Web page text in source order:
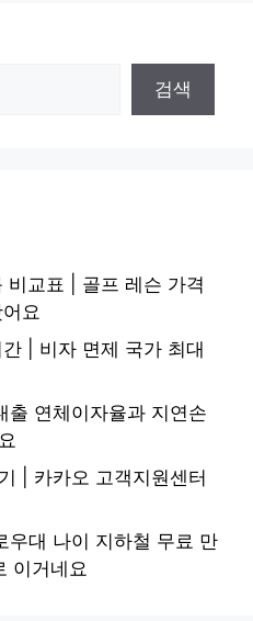
검색
비교표 | 골프 레슨 가격
요
| 비자 면제 국가 최대
출 연체이자율과 지연손
| 카카오 고객지원센터
우대 나이 지하철 무료 만
이거네요